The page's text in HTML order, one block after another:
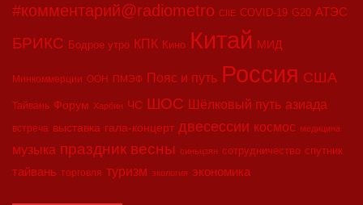
#комментарий@radiometro CIIE COVID-19 G20 АТЭС
БРИКС Бодрое утро КПК Кино Китай МИД
Минкоммерции ООН ПМЭФ Пояс и путь Россия США
Тайвань Форум Харбин ЧС ШОС Шёлковый путь азиада
встреча выставка гала-концерт двесессии космос медицина
музыка праздник весны синьцзян сотрудничество спутник
тайвань торговля туризм экология экономика